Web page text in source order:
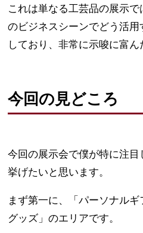
これは単なる工芸品の展示
のビジネスシーンでどう活
しており、非常に示唆に富ん
今回の見どころ
今回の展示会で僕が特に注
挙げたいと思います。
まず第一に、「パーソナル
グッズ」のエリアです。